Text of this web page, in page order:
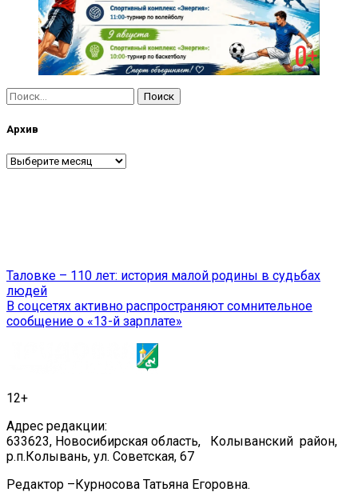
Найти:
Архив
Архив
Навигация
по
записям
Таловке – 110 лет: история малой родины в судьбах
людей
В соцсетях активно распространяют сомнительное
сообщение о «13-й зарплате»
12+
Адрес редакции:
633623, Новосибирская область, Колыванский район,
р.п.Колывань, ул. Советская, 67
Редактор –Курносова Татьяна Егоровна.